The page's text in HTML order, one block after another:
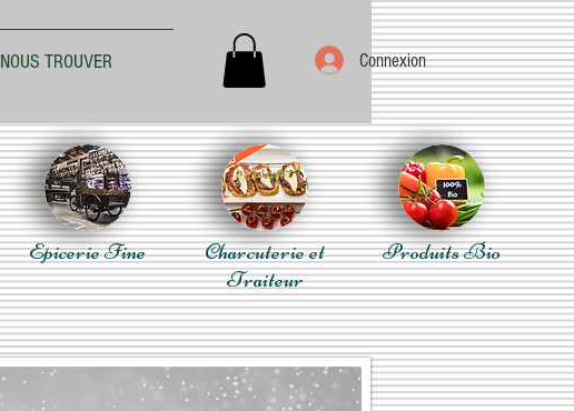
NOUS TROUVER Connexion
Epicerie Fine
Charcuterie et
Traiteur
Produits Bio